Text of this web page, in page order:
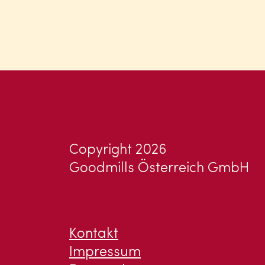
Copyright 2026
Goodmills Österreich GmbH
Kontakt
Impressum